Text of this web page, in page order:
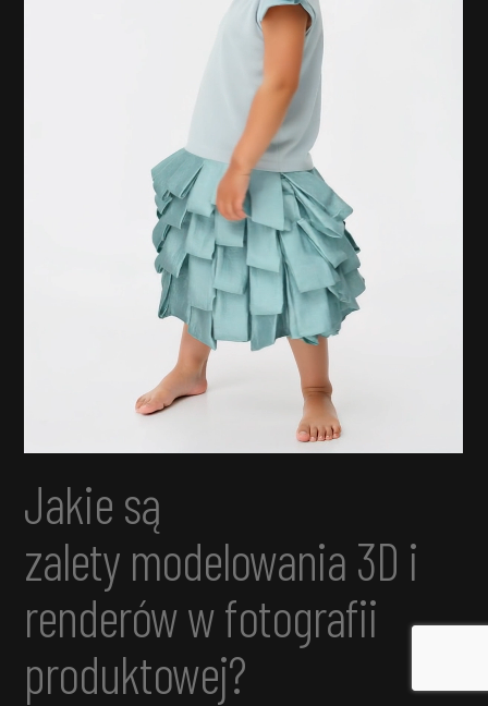
Jakie są
zalety modelowania 3D i
renderów w fotografii
produktowej?